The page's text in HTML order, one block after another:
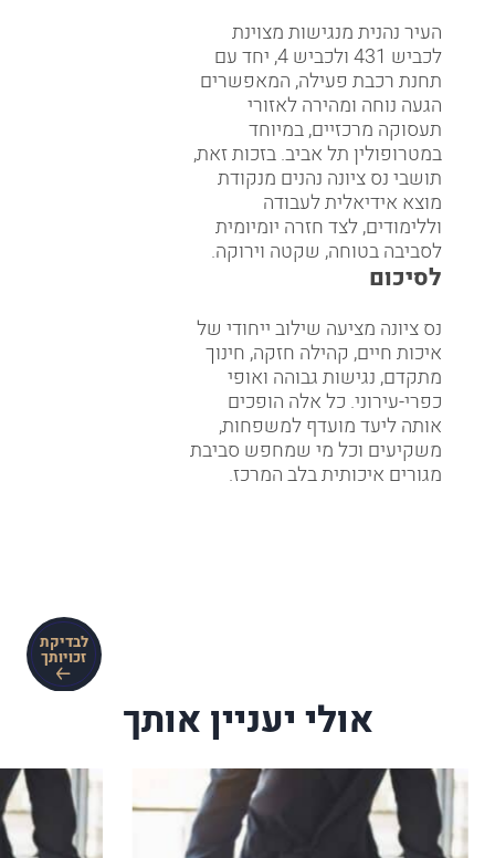
העיר נהנית מנגישות מצוינת
לכביש 431 ולכביש 4, יחד עם
תחנת רכבת פעילה, המאפשרים
הגעה נוחה ומהירה לאזורי
תעסוקה מרכזיים, במיוחד
במטרופולין תל אביב. בזכות זאת,
תושבי נס ציונה נהנים מנקודת
מוצא אידיאלית לעבודה
וללימודים, לצד חזרה יומיומית
לסביבה בטוחה, שקטה וירוקה.
לסיכום
נס ציונה מציעה שילוב ייחודי של
איכות חיים, קהילה חזקה, חינוך
מתקדם, נגישות גבוהה ואופי
כפרי-עירוני. כל אלה הופכים
אותה ליעד מועדף למשפחות,
משקיעים וכל מי שמחפש סביבת
מגורים איכותית בלב המרכז.
אולי יעניין אותך
לבדיקת
זכויותך